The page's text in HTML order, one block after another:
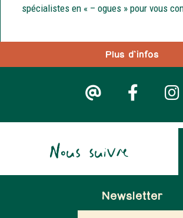
Plus d'infos
spécialistes en « – ogues » pour vous
Nous suivre
Newsletter